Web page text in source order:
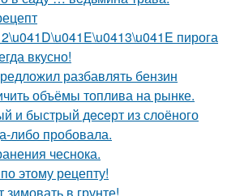
пирога
вкусно!
разбавлять бензин
объёмы топлива на рынке.
и быстрый дeceрт из слоёного
либо пробовала.
чеснока.
этому рецепту!